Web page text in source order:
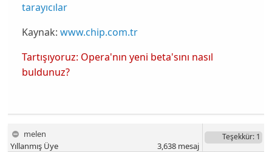
tarayıcılar
Kaynak: www.chip.com.tr
Tartışıyoruz: Opera'nın yeni beta'sını nasıl
buldunuz?
melen
Yıllanmış Üye
Teşekkür: 1
3,638mesaj